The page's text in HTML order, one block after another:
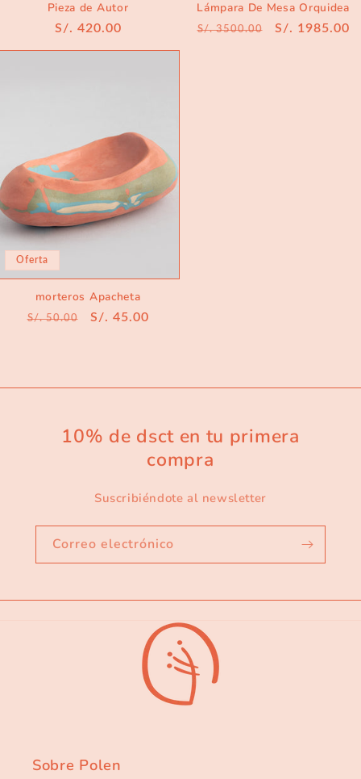
Pieza de Autor
Precio
habitual
S/. 420.00
Lámpara De Mesa Orquidea
Precio
S/. 3500.00
Precio
S/. 1985.00
Oferta
morteros Apacheta
Precio
S/. 50.00
Precio
S/. 45.00
10% de dsct en tu primera
compra
Suscribiéndote al newsletter
Correo electrónico
Sobre Polen